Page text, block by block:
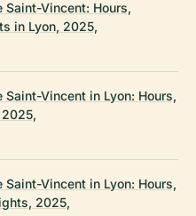
Vincent: Hours,
in Lyon, 2025,
Vincent in Lyon: Hours,
Vincent in Lyon: Hours,
2025,